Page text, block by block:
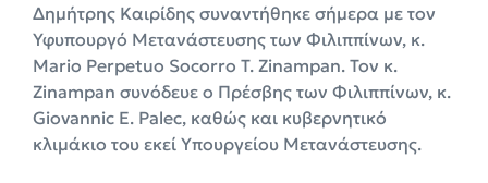
Δημήτρης Καιρίδης συναντήθηκε σήμερα με τον
Υφυπουργό Μετανάστευσης των Φιλιππίνων, κ.
Mario Perpetuo Socorro T. Zinampan. Τον κ.
Zinampan συνόδευε ο Πρέσβης των Φιλιππίνων, κ.
Giovannic E. Palec, καθώς και κυβερνητικό
κλιμάκιο του εκεί Υπουργείου Μετανάστευσης.